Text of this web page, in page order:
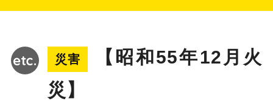
災害
【昭和55年12月火
災】